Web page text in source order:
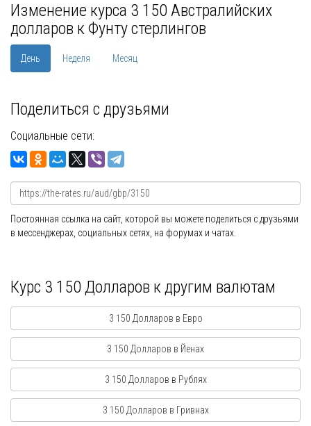
Изменение курса 3 150 Австралийских
долларов к Фунту стерлингов
День Неделя Месяц
Поделиться с друзьями
Социальные сети:
Постоянная ссылка на сайт, которой вы можете поделиться с друзьями
в мессенджерах, социальных сетях, на форумах и чатах.
Курс 3 150 Долларов к другим валютам
3 150 Долларов в Евро
3 150 Долларов в Йенах
3 150 Долларов в Рублях
3 150 Долларов в Гривнах